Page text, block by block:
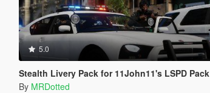
5.0
Stealth Livery Pack for 11John11's LSPD Pack
By MRDotted